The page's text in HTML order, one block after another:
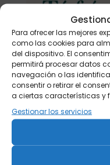
Para ofrecer las mejores
como las cookies para
del dispositivo. El
permitirá procesar datos
navegación o las
consentir o retirar el
a ciertas características y
Gestionar los servicios